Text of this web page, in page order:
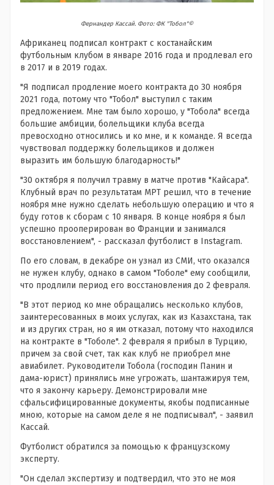
Фернандер Кассай. Фото: ФК "Тобол"©
Африканец подписал контракт с костанайским
футбольным клубом в январе 2016 года и продлевал его
в 2017 и в 2019 годах.
"Я подписал продление моего контракта до 30 ноября
2021 года, потому что "Тобол" выступил с таким
предложением. Мне там было хорошо, у "Тобола" всегда
большие амбиции, болельщики клуба всегда
превосходно относились и ко мне, и к команде. Я всегда
чувствовал поддержку болельщиков и должен
выразить им большую благодарность!"
"30 октября я получил травму в матче против "Кайсара".
Клубный врач по результатам МРТ решил, что в течение
ноября мне нужно сделать небольшую операцию и что я
буду готов к сборам с 10 января. В конце ноября я был
успешно прооперирован во Франции и занимался
восстановлением", - рассказал футболист в Instagram.
По его словам, в декабре он узнал из СМИ, что оказался
не нужен клубу, однако в самом "Тоболе" ему сообщили,
что продлили период его восстановления до 2 февраля.
"В этот период ко мне обращались несколько клубов,
заинтересованных в моих услугах, как из Казахстана, так
и из других стран, но я им отказал, потому что находился
на контракте в "Тоболе". 2 февраля я прибыл в Турцию,
причем за свой счет, так как клуб не приобрел мне
авиабилет. Руководители Тобола (господин Панин и
дама-юрист) принялись мне угрожать, шантажируя тем,
что я закончу карьеру. Демонстрировали мне
сфальсифицированные документы, якобы подписанные
мною, которые на самом деле я не подписывал", - заявил
Кассай.
Футболист обратился за помощью к французскому
эксперту.
"Он сделал экспертизу и подтвердил, что это не моя